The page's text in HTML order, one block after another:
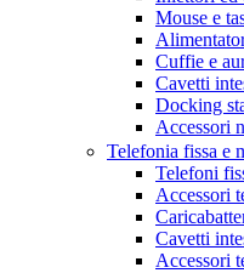
Mouse e
Cuffie e
Cavetti
Docking
Accessori
Telefonia fissa e
Telefoni
Accessori
Cavetti
Accessori